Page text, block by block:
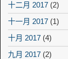
十二月 2017 (2)
十一月 2017 (1)
十月 2017 (4)
九月 2017 (2)